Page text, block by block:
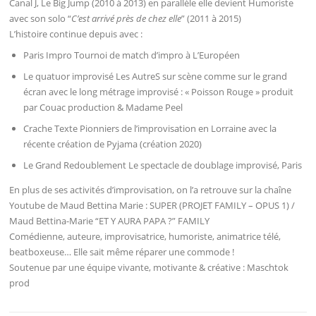
avec son solo “C’est arrivé près de chez elle” (2011 à 2015)
L’histoire continue depuis avec :
Paris Impro Tournoi de match d’impro à L’Européen
Le quatuor improvisé Les AutreS sur scène comme sur le grand
écran avec le long métrage improvisé : « Poisson Rouge » produit
par Couac production & Madame Peel
Crache Texte Pionniers de l’improvisation en Lorraine avec la
récente création de Pyjama (création 2020)
Le Grand Redoublement Le spectacle de doublage improvisé, Paris
En plus de ses activités d’improvisation, on l’a retrouve sur la chaîne
Youtube de Maud Bettina Marie : SUPER (PROJET FAMILY – OPUS 1) /
Maud Bettina-Marie “ET Y AURA PAPA ?” FAMILY
Comédienne, auteure, improvisatrice, humoriste, animatrice télé,
beatboxeuse… Elle sait même réparer une commode !
Soutenue par une équipe vivante, motivante & créative : Maschtok
prod